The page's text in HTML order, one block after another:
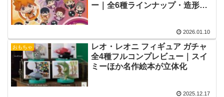
ー｜全6種ラインナップ・造形・
2026.01.10
おもちゃ
レオ・レオニ フィギュア ガチャ
全4種フルコンプレビュー｜スイ
ミーほか名作絵本が立体化
2025.12.17